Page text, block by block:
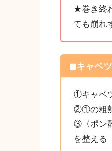
★巻き終
ても崩れ
◼︎キャベ
①キャベ
②①の粗熱
③〈ポン
を整える